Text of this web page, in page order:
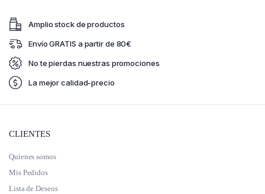
Amplio stock de productos
Envío GRATIS a partir de 80€
No te pierdas nuestras promociones
La mejor calidad-precio
CLIENTES
Quienes somos
Mis Pedidos
Lista de Deseos